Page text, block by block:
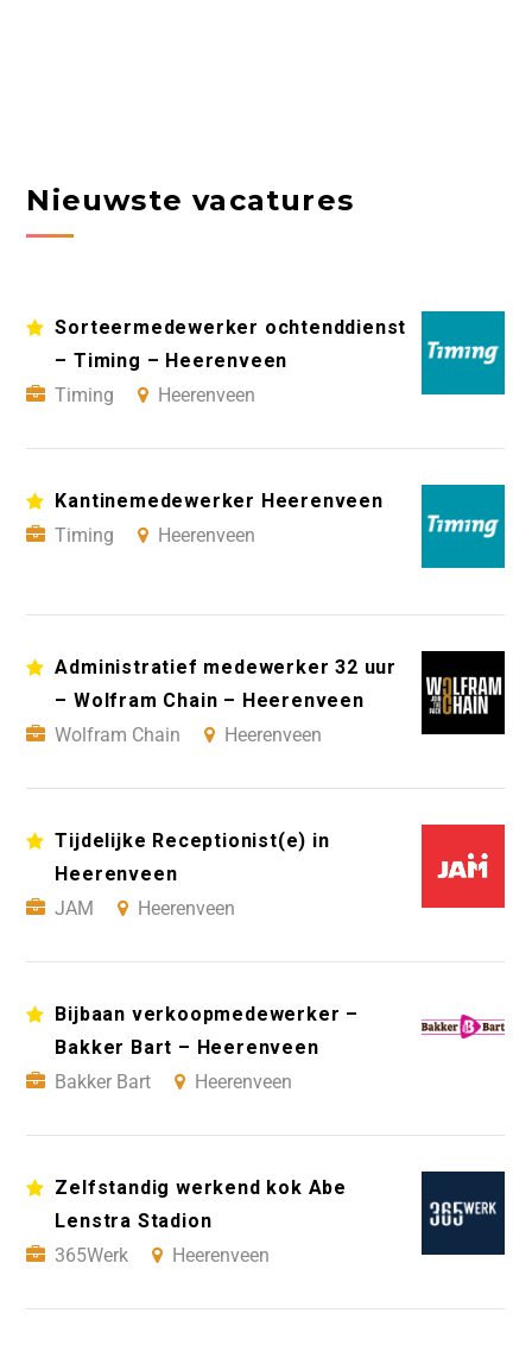
Nieuwste vacatures
Sorteermedewerker ochtenddienst
– Timing – Heerenveen
Timing
Heerenveen
Kantinemedewerker Heerenveen
Timing
Heerenveen
Administratief medewerker 32 uur
– Wolfram Chain – Heerenveen
Wolfram Chain
Heerenveen
Tijdelijke Receptionist(e) in
Heerenveen
JAM
Heerenveen
Bijbaan verkoopmedewerker –
Bakker Bart – Heerenveen
Bakker Bart
Heerenveen
Zelfstandig werkend kok Abe
Lenstra Stadion
365Werk
Heerenveen